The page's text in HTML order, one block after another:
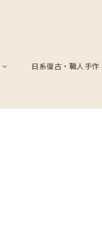
日系復古・職人手作